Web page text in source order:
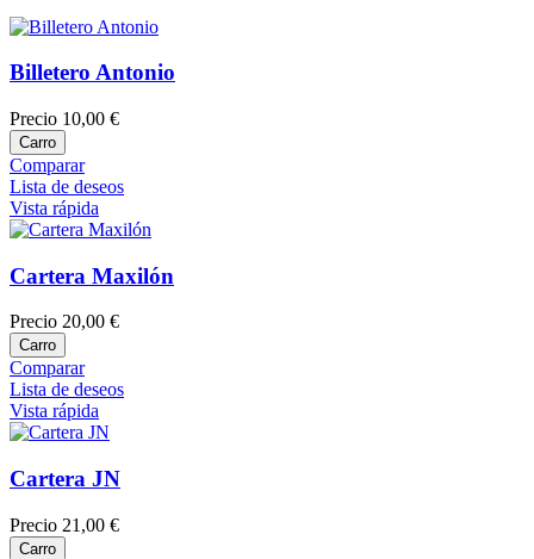
Billetero Antonio
Precio 10,00 €
Carro
Comparar
Lista de deseos
Vista rápida
Cartera Maxilón
Precio 20,00 €
Carro
Comparar
Lista de deseos
Vista rápida
Cartera JN
Precio 21,00 €
Carro